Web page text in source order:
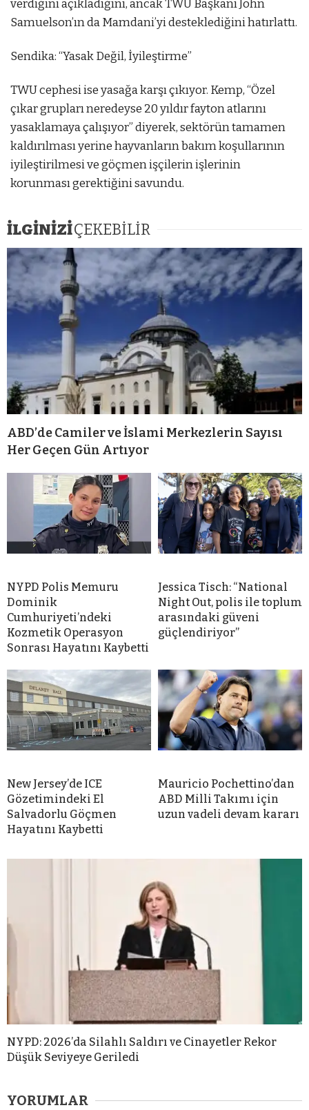
verdiğini açıkladığını, ancak TWU Başkanı John
Samuelson’ın da Mamdani’yi desteklediğini hatırlattı.
Sendika: “Yasak Değil, İyileştirme”
TWU cephesi ise yasağa karşı çıkıyor. Kemp, “Özel
çıkar grupları neredeyse 20 yıldır fayton atlarını
yasaklamaya çalışıyor” diyerek, sektörün tamamen
kaldırılması yerine hayvanların bakım koşullarının
iyileştirilmesi ve göçmen işçilerin işlerinin
korunması gerektiğini savundu.
İLGİNİZİÇEKEBİLİR
ABD’de Camiler ve İslami Merkezlerin Sayısı
Her Geçen Gün Artıyor
NYPD Polis Memuru
Dominik
Cumhuriyeti’ndeki
Kozmetik Operasyon
Sonrası Hayatını Kaybetti
Jessica Tisch: “National
Night Out, polis ile toplum
arasındaki güveni
güçlendiriyor”
New Jersey’de ICE
Gözetimindeki El
Salvadorlu Göçmen
Hayatını Kaybetti
Mauricio Pochettino’dan
ABD Milli Takımı için
uzun vadeli devam kararı
NYPD: 2026’da Silahlı Saldırı ve Cinayetler Rekor
Düşük Seviyeye Geriledi
YORUMLAR